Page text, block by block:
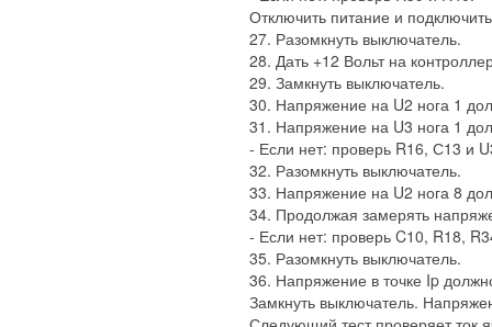
Отключить питание и
27. Разомкнуть выключатель.
28. Дать +12 Вольт на
29. Замкнуть выключатель.
30. Напряжение на U2 нога 1
31. Напряжение на U3 нога 1
- Если нет: проверь R16, С13 и
32. Разомкнуть выключатель.
33. Напряжение на U2 нога 8
34. Продолжая замерять
- Если нет: проверь C10, R18,
35. Разомкнуть выключатель.
36. Напряжение в точке Ip
Замкнуть выключатель.